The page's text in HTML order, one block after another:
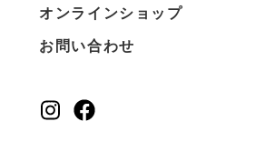
オンラインショップ
お問い合わせ